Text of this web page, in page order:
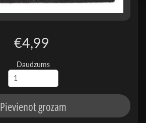
€4,99
Daudzums
Pievienot grozam